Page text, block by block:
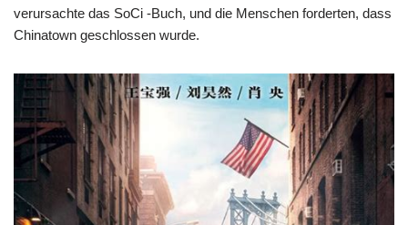
verursachte das SoCi -Buch, und die Menschen forderten, dass
Chinatown geschlossen wurde.